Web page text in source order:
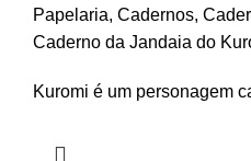
Papelaria, Cadernos,
Caderno da Jandaia do
Kuromi é um personagem